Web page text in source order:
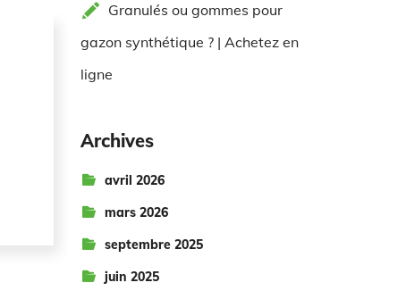
Granulés ou gommes pour
gazon synthétique ? | Achetez en
ligne
Archives
avril 2026
mars 2026
septembre 2025
juin 2025